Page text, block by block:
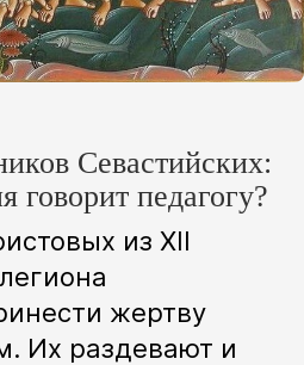
Севастийских:
говорит педагогу?
из XII
жертву
Их раздевают и